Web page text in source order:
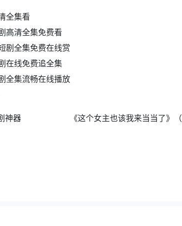
全集看
高清全集免费看
剧全集免费在线赏
在线免费追全集
全集流畅在线播放
神器